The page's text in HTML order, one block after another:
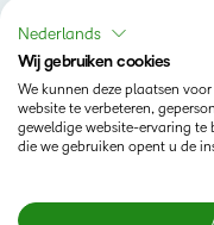
Investor Relations
Toestand
Privacy op D2L.com
Nederlands
Wij gebruiken cookies
We kunnen deze plaatsen
website te verbeteren,
geweldige website-ervaring te
die we gebruiken opent u de